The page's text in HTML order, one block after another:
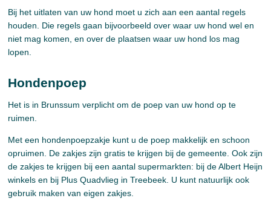
Bij het uitlaten van uw hond moet u zich aan een aantal regels
houden. Die regels gaan bijvoorbeeld over waar uw hond wel en
niet mag komen, en over de plaatsen waar uw hond los mag
lopen.
Hondenpoep
Het is in Brunssum verplicht om de poep van uw hond op te
ruimen.
Met een hondenpoepzakje kunt u de poep makkelijk en schoon
opruimen. De zakjes zijn gratis te krijgen bij de gemeente. Ook zijn
de zakjes te krijgen bij een aantal supermarkten: bij de Albert Heijn
winkels en bij Plus Quadvlieg in Treebeek. U kunt natuurlijk ook
gebruik maken van eigen zakjes.